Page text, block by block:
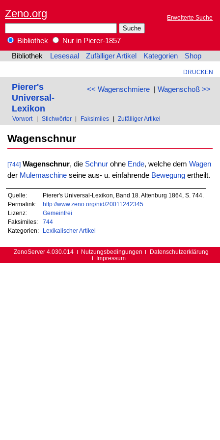
Zeno.org Erweiterte Suche
Bibliothek
Nur in Pierer-1857
Bibliothek
Lesesaal Zufälliger Artikel Kategorien Shop
DRUCKEN
<< Wagenschmiere| Wagenschoß >>
Pierer's
Universal-
Lexikon
Vorwort Stichwörter Faksimiles Zufälliger Artikel
Wagenschnur
[744] Wagenschnur, die Schnurohne Ende, welche dem Wagen
der Mulemaschineseine aus- u. einfahrende Bewegungertheilt.
Quelle:
Pierer's Universal-Lexikon, Band 18. Altenburg 1864, S. 744.
Permalink:
http://www.zeno.org/nid/20011242345
Lizenz:
Gemeinfrei
Faksimiles:
744
Kategorien:
Lexikalischer Artikel
ZenoServer 4.030.014 Nutzungsbedingungen
Datenschutzerklärung
Impressum